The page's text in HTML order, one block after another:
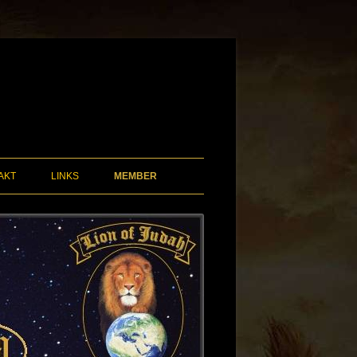
2015
28.4.26 IM GEBIRGE UND RUNTER
NACH SÜDTIROL
27.4.26 : AUF DEM WEG VON
ÖSTERREICH NACH ITALIEN /
SÜDTIROL
LINKS MEMBER
EVENTS